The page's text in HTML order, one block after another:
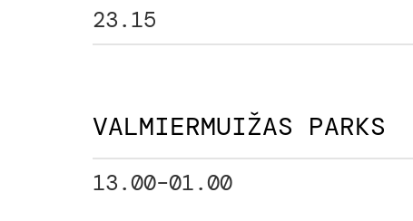
23.15
VALMIERMUIŽAS PARKS
13.00–01.00